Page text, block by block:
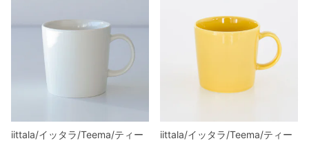
iittala/イッタラ/Teema/ティー
iittala/イッタラ/Teema/ティー